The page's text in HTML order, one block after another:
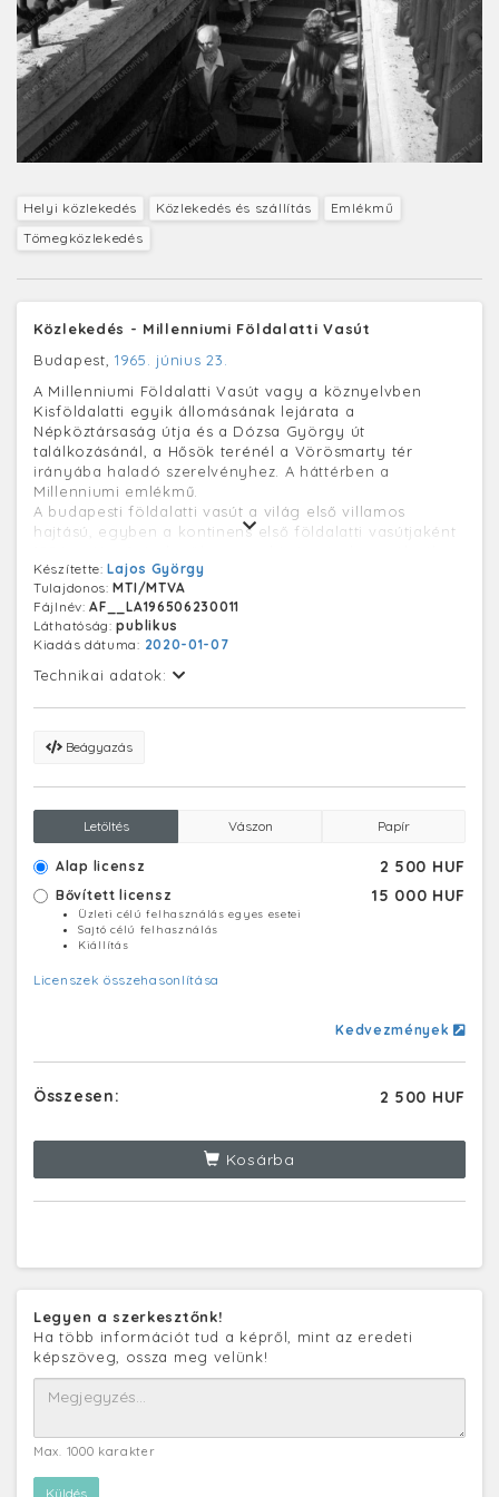
Helyi közlekedés Közlekedés és szállítás
Emlékmű
Tömegközlekedés
Közlekedés - Millenniumi Földalatti Vasút
Budapest, 1965. június 23.
A Millenniumi Földalatti Vasút vagy a köznyelvben
Kisföldalatti egyik állomásának lejárata a
Népköztársaság útja és a Dózsa György út
találkozásánál, a Hősök terénél a Vörösmarty tér
irányába haladó szerelvényhez. A háttérben a
Millenniumi emlékmű.
A budapesti földalatti vasút a világ első villamos
hajtású, egyben a kontinens első földalatti vasútjaként
és a vonal hossza 3700 méter volt, 9 földalatti és 2
felszíni megállóval. A szerelvények 2 perces időközzel
közlekedtek.
Készítette:Lajos György
Tulajdonos:MTI/MTVA
Fájlnév:AF__LA196506230011
Láthatóság:publikus
Kiadás dátuma: 2020-01-07
Technikai adatok:
Beágyazás
Letöltés Vászon Papír
Alap licensz 2 500 HUF
Bővített licensz 15 000 HUF
Üzleti célú felhasználás egyes esetei
Sajtó célú felhasználás
Kiállítás
Licenszek összehasonlítása
Kedvezmények
Összesen: 2 500 HUF
Kosárba
Legyen a szerkesztőnk!
Ha több információt tud a képről, mint az eredeti
képszöveg, ossza meg velünk!
Max. 1000 karakter